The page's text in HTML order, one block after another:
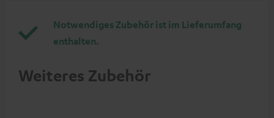
Notwendiges Zubehör ist im Lieferumfang
enthalten.
Weiteres Zubehör